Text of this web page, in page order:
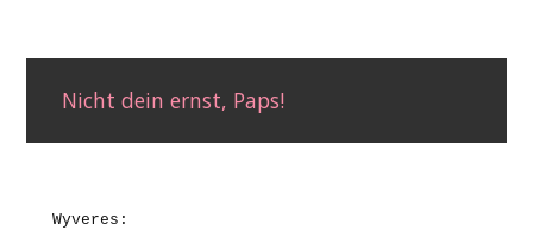
Nicht dein ernst, Paps!
Wyveres: